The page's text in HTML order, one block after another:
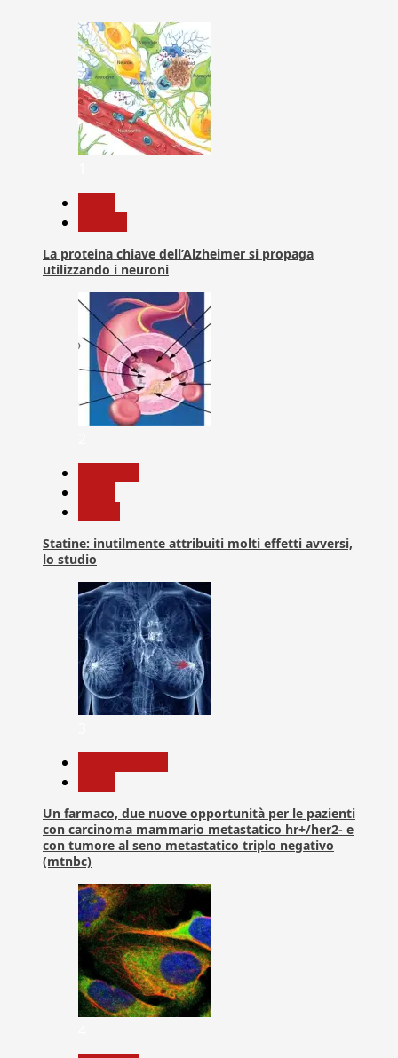
articoli
La proteina chiave dell’Alzheimer si propaga
utilizzando i neuroni
Statine: inutilmente attribuiti molti effetti avversi,
lo studio
Un farmaco, due nuove opportunità per le pazienti
con carcinoma mammario metastatico hr+/her2- e
con tumore al seno metastatico triplo negativo
(mtnbc)